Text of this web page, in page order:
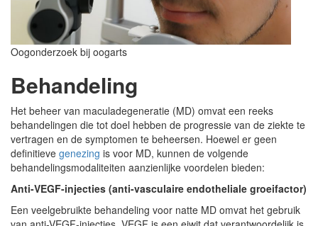
Oogonderzoek bij oogarts
Behandeling
Het beheer van maculadegeneratie (MD) omvat een reeks
behandelingen die tot doel hebben de progressie van de ziekte te
vertragen en de symptomen te beheersen. Hoewel er geen
definitieve genezing is voor MD, kunnen de volgende
behandelingsmodaliteiten aanzienlijke voordelen bieden:
Anti-VEGF-injecties (anti-vasculaire endotheliale groeifactor)
Een veelgebruikte behandeling voor natte MD omvat het gebruik